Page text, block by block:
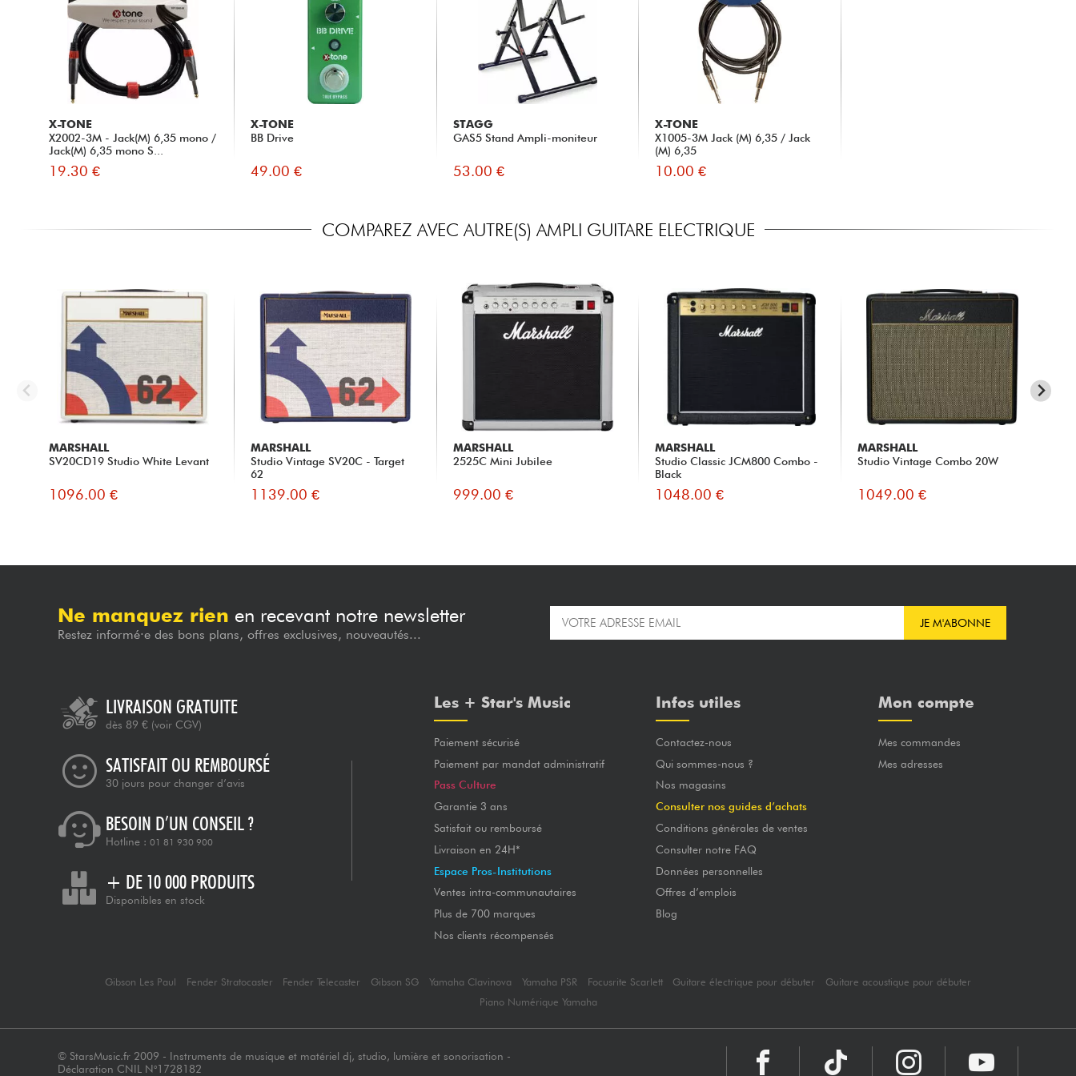
X-TONE
X2002-3M - Jack(M) 6,35 mono /
Jack(M) 6,35 mono S...
19.30 €
X-TONE
BB Drive
49.00 €
STAGG
GAS5 Stand Ampli-moniteur
53.00 €
X-TONE
X1005-3M Jack (M) 6,35 / Jack
(M) 6,35
10.00 €
COMPAREZ AVEC AUTRE(S) AMPLI GUITARE ELECTRIQUE
MARSHALL
SV20CD19 Studio White Levant
1096.00 €
MARSHALL
Studio Vintage SV20C - Target
62
1139.00 €
MARSHALL
2525C Mini Jubilee
999.00 €
MARSHALL
Studio Classic JCM800 Combo -
Black
1048.00 €
MARSHALL
Studio Vintage Combo 20W
1049.00 €
Ne manquez rien en recevant notre newsletter
Restez informé·e des bons plans, offres exclusives, nouveautés...
JE M'ABONNE
LIVRAISON GRATUITE
dès 89 € (voir CGV)
SATISFAIT OU REMBOURSÉ
30 jours pour changer d’avis
BESOIN D’UN CONSEIL ?
Hotline : 01 81 930 900
+ DE 10 000 PRODUITS
Disponibles en stock
Les + Star's Music
Paiement sécurisé
Paiement par mandat administratif
Pass Culture
Garantie 3 ans
Satisfait ou remboursé
Livraison en 24H*
Espace Pros-Institutions
Ventes intra-communautaires
Plus de 700 marques
Nos clients récompensés
Infos utiles
Contactez-nous
Qui sommes-nous ?
Nos magasins
Consulter nos guides d’achats
Conditions générales de ventes
Consulter notre FAQ
Données personnelles
Offres d’emplois
Blog
Mon compte
Mes commandes
Mes adresses
Gibson Les Paul Fender Stratocaster Fender Telecaster Gibson SG Yamaha Clavinova Yamaha PSR Focusrite Scarlett Guitare électrique pour débuter
Guitare acoustique pour débuter
Piano Numérique Yamaha
© StarsMusic.fr 2009 - Instruments de musique et matériel dj, studio, lumière et sonorisation -
Déclaration CNIL N°1728182